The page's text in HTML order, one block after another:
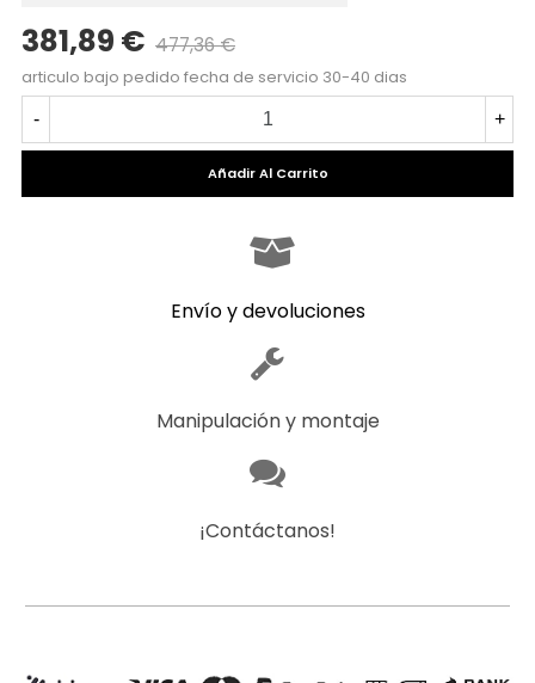
381,89 € 477,36 €
articulo bajo pedido fecha de servicio 30-40 dias
- +
Añadir Al Carrito
Envío y devoluciones
Manipulación y montaje
¡Contáctanos!